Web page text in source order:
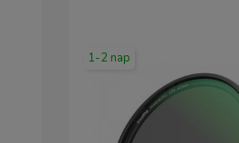
1-2 nap